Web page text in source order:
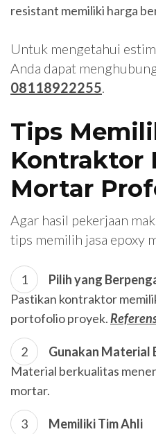
resistant memiliki harga
Untuk mengetahui
Anda dapat
08118922255.
Tips
Kontraktor
Mortar
Agar hasil pekerjaan
tips memilih jasa epoxy
Pilih yang
Pastikan kontraktor
portofolio proyek.
Gunakan Material
Material berkualitas
mortar.
Memiliki Tim Ahli